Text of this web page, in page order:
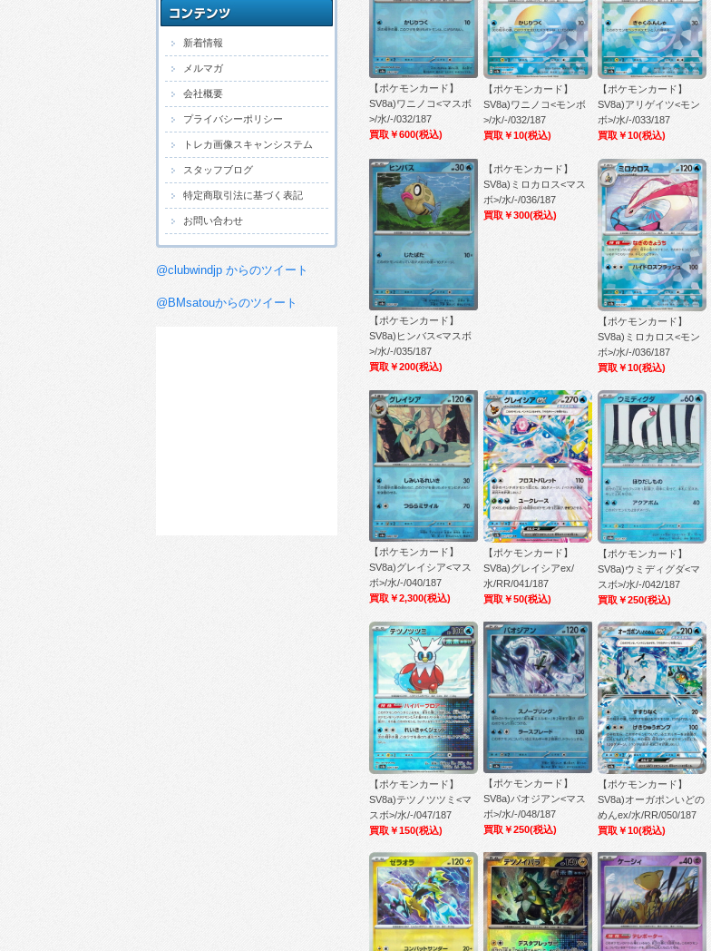
【ポケモンカード】
SV8a)ワニノコ<マスボ
>/水/-/032/187
買取￥600(税込)
【ポケモンカード】
SV8a)ワニノコ<モンボ
>/水/-/032/187
買取￥10(税込)
【ポケモンカード】
SV8a)アリゲイツ<モン
ボ>/水/-/033/187
買取￥10(税込)
【ポケモンカード】
SV8a)ヒンバス<マスボ
>/水/-/035/187
買取￥200(税込)
【ポケモンカード】
SV8a)ミロカロス<マス
ボ>/水/-/036/187
買取￥300(税込)
【ポケモンカード】
SV8a)ミロカロス<モン
ボ>/水/-/036/187
買取￥10(税込)
【ポケモンカード】
SV8a)グレイシア<マス
ボ>/水/-/040/187
買取￥2,300(税込)
【ポケモンカード】
SV8a)グレイシアex/
水/RR/041/187
買取￥50(税込)
【ポケモンカード】
SV8a)ウミディグダ<マ
スボ>/水/-/042/187
買取￥250(税込)
【ポケモンカード】
SV8a)テツノツツミ<マ
スボ>/水/-/047/187
買取￥150(税込)
【ポケモンカード】
SV8a)パオジアン<マス
ボ>/水/-/048/187
買取￥250(税込)
【ポケモンカード】
SV8a)オーガポンいどの
めんex/水/RR/050/187
買取￥10(税込)
新着情報
メルマガ
会社概要
プライバシーポリシー
トレカ画像スキャンシステム
スタッフブログ
特定商取引法に基づく表記
お問い合わせ
@clubwindjp からのツイート
@BMsatouからのツイート